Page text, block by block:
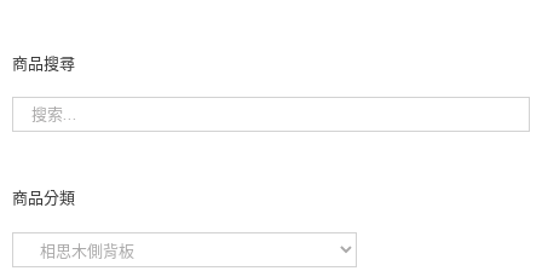
商品搜尋
商品分類